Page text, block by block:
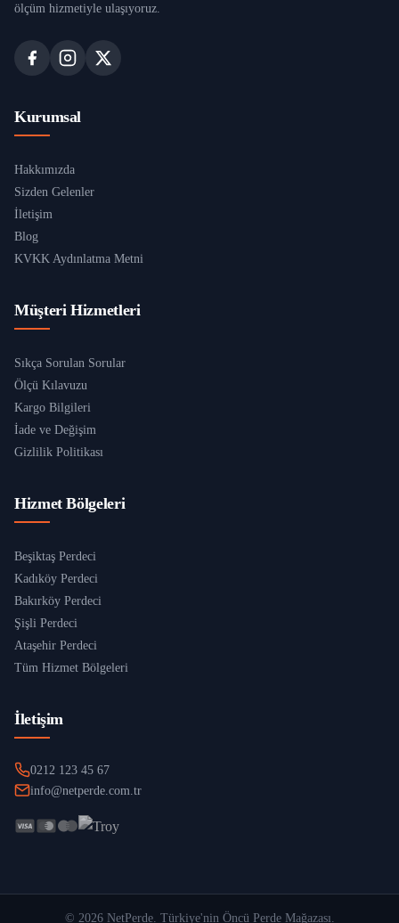
ölçüm hizmetiyle ulaşıyoruz.
Kurumsal
Hakkımızda
Sizden Gelenler
İletişim
Blog
KVKK Aydınlatma Metni
Müşteri Hizmetleri
Sıkça Sorulan Sorular
Ölçü Kılavuzu
Kargo Bilgileri
İade ve Değişim
Gizlilik Politikası
Hizmet Bölgeleri
Beşiktaş Perdeci
Kadıköy Perdeci
Bakırköy Perdeci
Şişli Perdeci
Ataşehir Perdeci
Tüm Hizmet Bölgeleri
İletişim
0212 123 45 67
info@netperde.com.tr
© 2026 NetPerde. Türkiye'nin Öncü Perde Mağazası.